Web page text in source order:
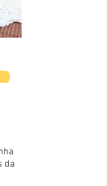
são o segundo projeto de
da